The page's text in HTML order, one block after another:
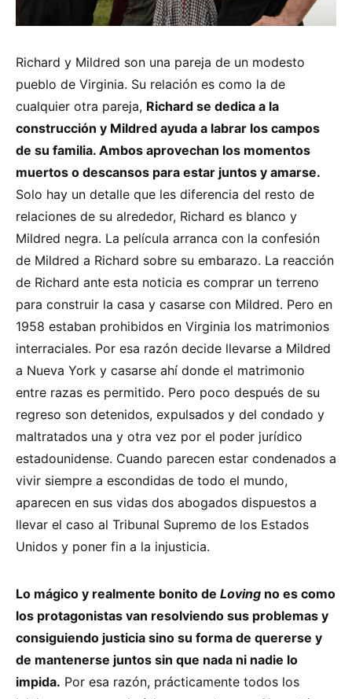
Richard y Mildred son una pareja de un modesto
pueblo de Virginia. Su relación es como la de
cualquier otra pareja, Richard se dedica a la
construcción y Mildred ayuda a labrar los campos
de su familia. Ambos aprovechan los momentos
muertos o descansos para estar juntos y amarse.
Solo hay un detalle que les diferencia del resto de
relaciones de su alrededor, Richard es blanco y
Mildred negra. La película arranca con la confesión
de Mildred a Richard sobre su embarazo. La reacción
de Richard ante esta noticia es comprar un terreno
para construir la casa y casarse con Mildred. Pero en
1958 estaban prohibidos en Virginia los matrimonios
interraciales. Por esa razón decide llevarse a Mildred
a Nueva York y casarse ahí donde el matrimonio
entre razas es permitido. Pero poco después de su
regreso son detenidos, expulsados y del condado y
maltratados una y otra vez por el poder jurídico
estadounidense. Cuando parecen estar condenados a
vivir siempre a escondidas de todo el mundo,
aparecen en sus vidas dos abogados dispuestos a
llevar el caso al Tribunal Supremo de los Estados
Unidos y poner fin a la injusticia.
Lo mágico y realmente bonito de Loving no es como
los protagonistas van resolviendo sus problemas y
consiguiendo justicia sino su forma de quererse y
de mantenerse juntos sin que nada ni nadie lo
impida. Por esa razón, prácticamente todos los